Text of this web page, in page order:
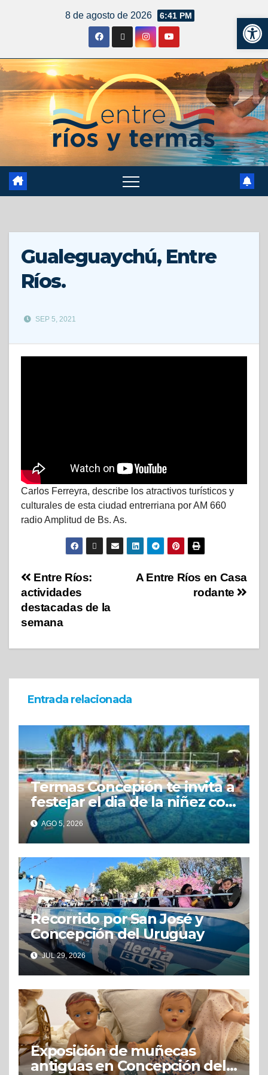
8 de agosto de 2026 6:41 PM
Gualeguaychú, Entre
Ríos.
SEP 5, 2021
Carlos Ferreyra, describe los atractivos turísticos y
culturales de esta ciudad entrerriana por AM 660
radio Amplitud de Bs. As.
A Entre Ríos en Casa
rodante
Entre Ríos:
actividades
destacadas de la
semana
Entrada relacionada
Termas Concepión te invita a
festejar el dia de la niñez con
grandes beneficios
AGO 5, 2026
Recorrido por San José y
Concepción del Uruguay
JUL 29, 2026
Exposición de muñecas
antiguas en Concepción del